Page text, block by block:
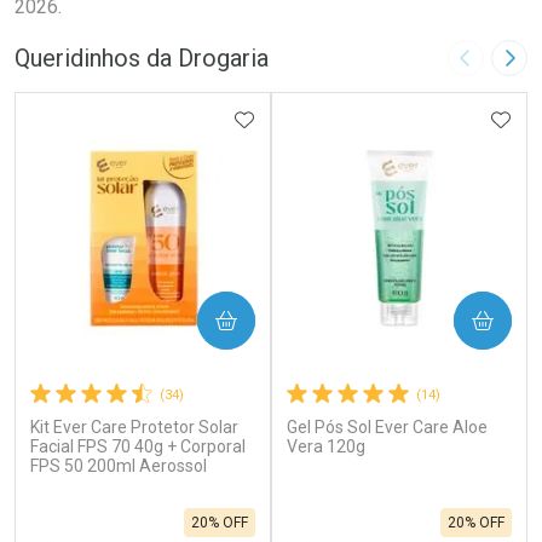
2026.
Queridinhos da Drogaria Imagem
(34)
Kit Ever Care Protetor Solar
Facial FPS 70 40g + Corporal
FPS 50 200ml Aerossol
20% OFF
ADICIONAR AOS FAVORITOS
COMPRAR
(14)
Gel Pós Sol Ever Care Aloe
Vera 120g
20% OFF
COMPRAR